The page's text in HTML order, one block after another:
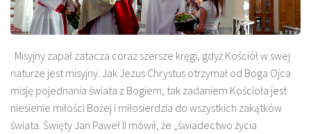
Misyjny zapał zatacza coraz szersze kręgi, gdyż Kościół w swej
naturze jest misyjny. Jak Jezus Chrystus otrzymał od Boga Ojca
misję pojednania świata z Bogiem, tak zadaniem Kościoła jest
niesienie miłości Bożej i miłosierdzia do wszystkich zakątków
świata. Święty Jan Paweł II mówił, że „świadectwo życia